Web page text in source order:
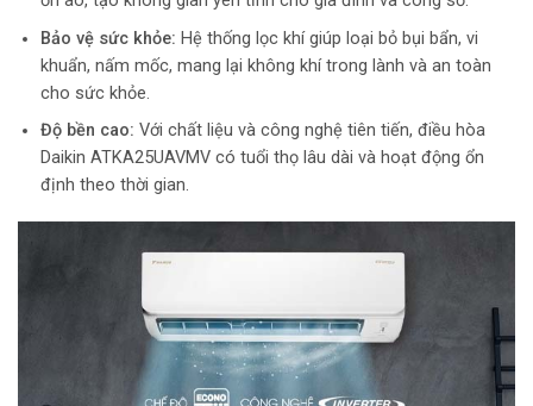
Bảo vệ sức khỏe: Hệ thống lọc khí giúp loại bỏ bụi bẩn, vi
khuẩn, nấm mốc, mang lại không khí trong lành và an toàn
cho sức khỏe.
Độ bền cao: Với chất liệu và công nghệ tiên tiến, điều hòa
Daikin ATKA25UAVMV có tuổi thọ lâu dài và hoạt động ổn
định theo thời gian.